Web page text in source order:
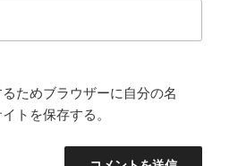
ためブラウザーに自分の名
トを保存する。